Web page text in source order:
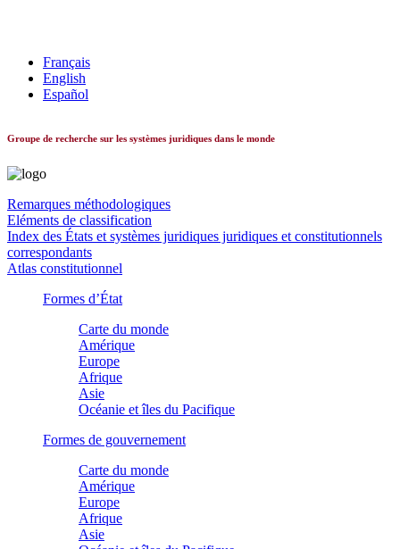
Français
English
Español
Groupe de recherche sur les systèmes juridiques dans le monde
Remarques méthodologiques
Eléments de classification
Index des États et systèmes juridiques juridiques et constitutionnels
correspondants
Atlas constitutionnel
Formes d’État
Carte du monde
Amérique
Europe
Afrique
Asie
Océanie et îles du Pacifique
Formes de gouvernement
Carte du monde
Amérique
Europe
Afrique
Asie